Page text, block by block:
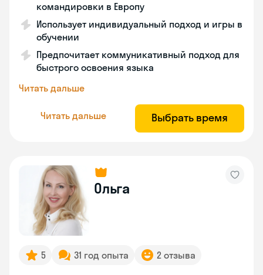
командировки в Европу
Использует индивидуальный подход и игры в
обучении
Предпочитает коммуникативный подход для
быстрого освоения языка
Читать дальше
Читать дальше Выбрать время
Ольга
5 31 год опыта 2 отзыва